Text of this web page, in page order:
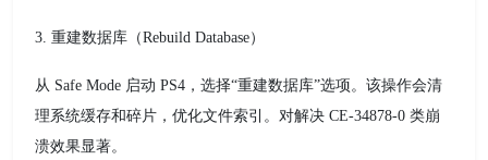
3. 重建数据库（Rebuild Database）
从 Safe Mode 启动 PS4，选择“重建数据库”选项。该操作会清
理系统缓存和碎片，优化文件索引。对解决 CE-34878-0 类崩
溃效果显著。